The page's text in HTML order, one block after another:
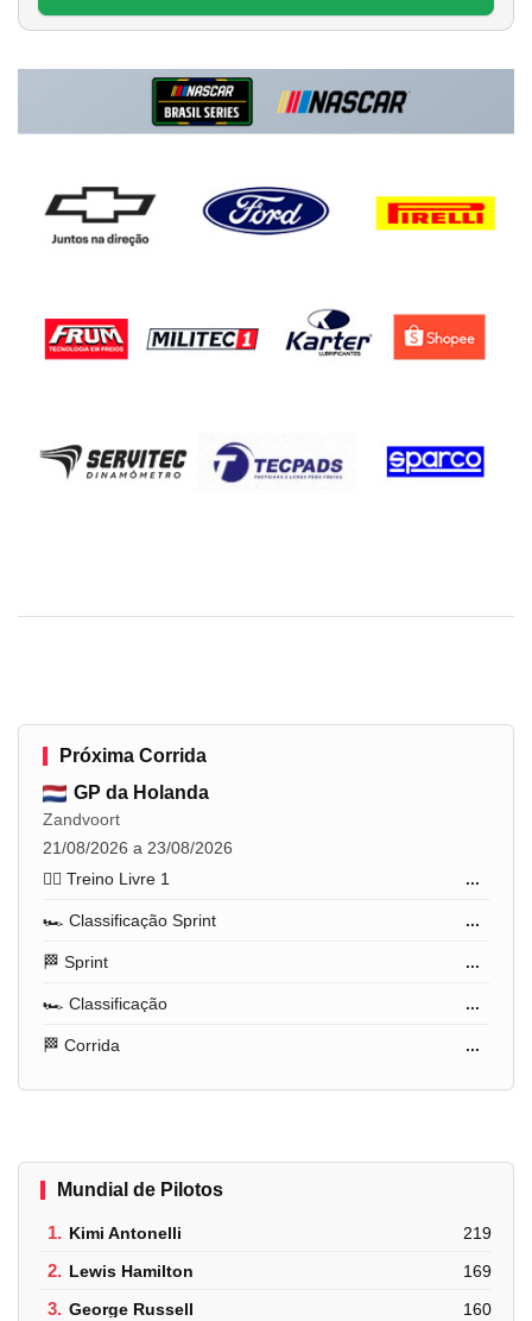
Próxima Corrida
GP da Holanda
Zandvoort
21/08/2026 a 23/08/2026
🏋️‍♂️ Treino Livre 1
...
🏎️ Classificação Sprint ...
🏁 Sprint ...
🏎️ Classificação ...
🏁 Corrida ...
Mundial de Pilotos
1. Kimi Antonelli 219
2. Lewis Hamilton 169
3. George Russell 160